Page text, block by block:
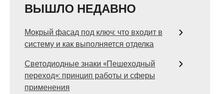
ВЫШЛО НЕДАВНО
Мокрый фасад под ключ: что входит в
систему и как выполняется отделка
Светодиодные знаки «Пешеходный
переход»: принцип работы и сферы
применения